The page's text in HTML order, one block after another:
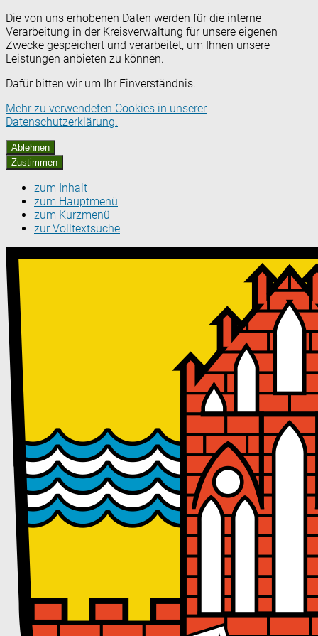
Die von uns erhobenen Daten werden für die interne
Verarbeitung in der Kreisverwaltung für unsere eigenen
Zwecke gespeichert und verarbeitet, um Ihnen unsere
Leistungen anbieten zu können.
Dafür bitten wir um Ihr Einverständnis.
Mehr zu verwendeten Cookies in unserer
Datenschutzerklärung.
Ablehnen
Zustimmen
zum Inhalt
zum Hauptmenü
zum Kurzmenü
zur Volltextsuche